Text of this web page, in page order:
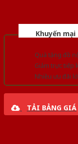
Khuyến mại
Quà tặng đồ
Giảm trực tiếp
Nhiều ưu đãi
TẢI BẢNG GIÁ